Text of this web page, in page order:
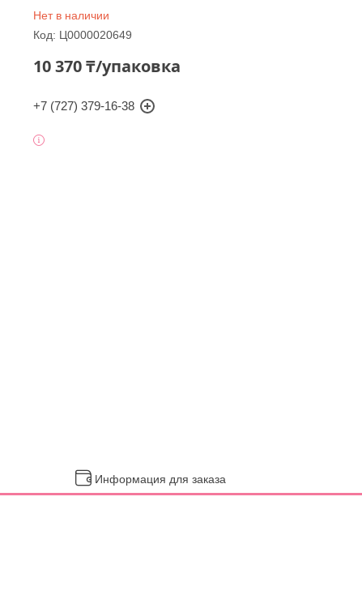
Нет в наличии
Код: Ц0000020649
10 370 ₸/упаковка
+7 (727) 379-16-38
Информация для заказа